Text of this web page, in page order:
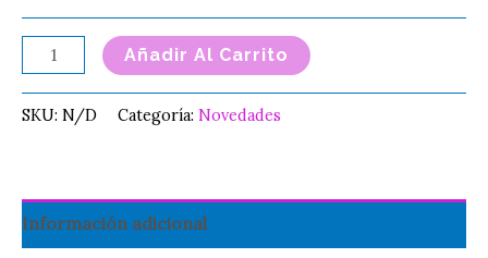
Añadir Al Carrito
SKU: N/D Categoría: Novedades
Información adicional